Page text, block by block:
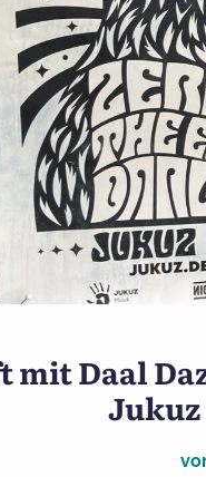
Heat,
Daal
Jukuz